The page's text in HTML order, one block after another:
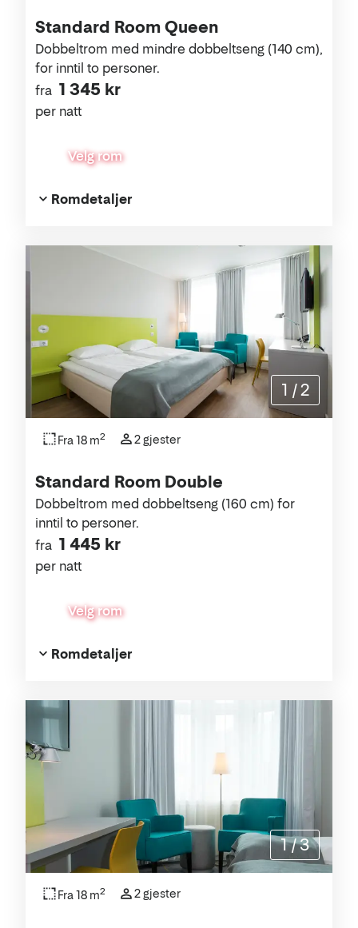
Standard Room Queen
fra 1 345 kr
per natt
Dobbeltrom med mindre dobbeltseng (140 cm),
for inntil to personer.
Velg rom
Romdetaljer
Standard Room Double
fra 1 445 kr
per natt
Dobbeltrom med dobbeltseng (160 cm) for
inntil to personer.
Velg rom
Fra 18 m2 2 gjester
Romdetaljer
1 /2
Fra 18 m2 2 gjester
1 /3